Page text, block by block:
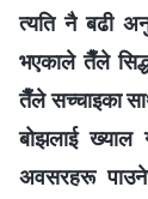
त्यति नै बढी
भएकाले तैँले
तैँले सच्चाइका
बोझलाई ख्याल
अवसरहरू